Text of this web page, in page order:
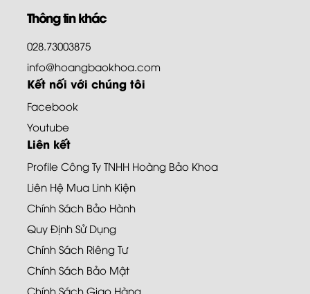
Thông tin khác
028.73003875
info@hoangbaokhoa.com
Kết nối với chúng tôi
Facebook
Youtube
Liên kết
Profile Công Ty TNHH Hoàng Bảo Khoa
Liên Hệ Mua Linh Kiện
Chính Sách Bảo Hành
Quy Định Sử Dụng
Chính Sách Riêng Tư
Chính Sách Bảo Mật
Chính Sách Giao Hàng